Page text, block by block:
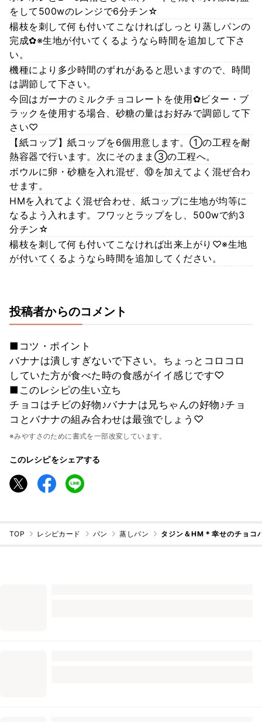
をして500wのレンジで6分チン☆
楊枝を刺して何も付いてこなければしっとり蒸しパンの
完成✿※生地が付いてくるようなら時間を追加して下さ
い。
機種により多少時間のずれがあると思いますので、時間
は調節して下さい。
今回はガーナのミルクチョコレートを使用✿ビター・ブ
ラックを使用する場合、砂糖の量はお好みで調節して下
さい♡
【紙コップ】紙コップを6個用意します。①の工程を耐
熱容器で行います。次にそのまま③の工程へ。
ボウルに卵・砂糖を入れ混ぜ、⑩を加えてよく混ぜ合わ
せます。
HMを入れてよく混ぜ合わせ、紙コップに生地が均等に
なるよう入れます。フワッとラップをし、500wで約3
分チン☆
楊枝を刺して何も付いてこなければ出来上がり♡※生地
が付いてくるようなら時間を追加してください。
投稿者からのコメント
■コツ・ポイント
バナナは潰しすぎないで下さい。ちょっとコロコロ
していた方が食べた時の食感がイイ感じです♡
■このレシピの生い立ち
チョコはチビの好物♪バナナは兄ちゃんの好物♪チョ
コとバナナの組み合わせは最強でしょう♡
※みやすさのために書式を一部改変しています。
このレシピをシェアする
TOP レシピカード パン 蒸しパン タジン＆HM＊幸せのチョコ